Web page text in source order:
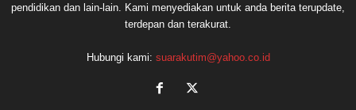
pendidikan dan lain-lain. Kami menyediakan untuk anda berita terupdate,
terdepan dan terakurat.
Hubungi kami: suarakutim@yahoo.co.id